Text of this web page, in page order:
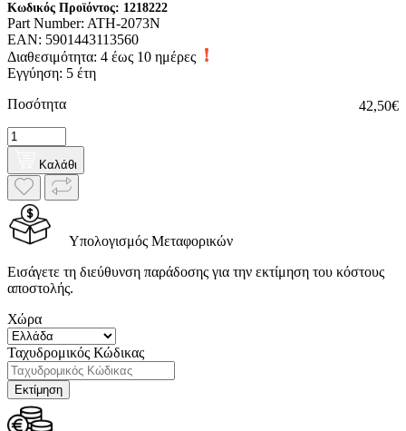
Κωδικός Προϊόντος: 1218222
Part Number: ATH-2073N
EAN: 5901443113560
Διαθεσιμότητα: 4 έως 10 ημέρες
Εγγύηση: 5 έτη
42,50€
Ποσότητα
Καλάθι
Υπολογισμός Μεταφορικών
Εισάγετε τη διεύθυνση παράδοσης για την εκτίμηση του κόστους
αποστολής.
Χώρα
Ταχυδρομικός Κώδικας